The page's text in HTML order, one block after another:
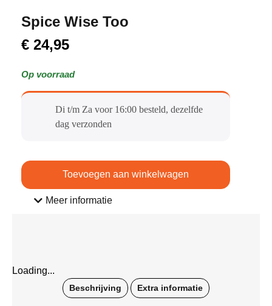
Spice Wise Too
€ 24,95
Op voorraad
Di t/m Za voor 16:00 besteld, dezelfde
dag verzonden​
Toevoegen aan winkelwagen
Meer informatie
Loading...
Beschrijving Extra informatie